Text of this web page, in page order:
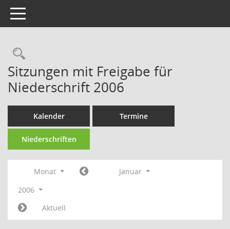
Toggle navigation
Rechercheauswahl
Sitzungen mit Freigabe für
Niederschrift 2006
Kalender Termine
Niederschriften
Monat
Januar
2006
Aktuell